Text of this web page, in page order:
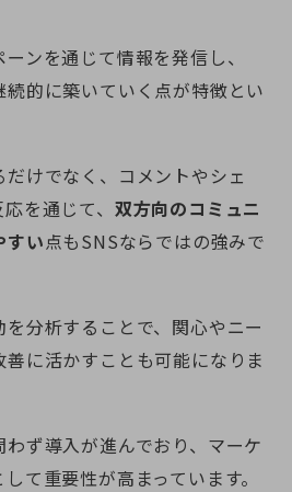
ンを通じて情報を発信し、
的に築いていく点が特徴とい
けでなく、コメントやシェ
を通じて、 双方向のコミュニ
すい点もSNSならではの強みで
分析することで、関心やニー
に活かすことも可能になりま
ず導入が進んでおり、マーケ
て重要性が高まっています。